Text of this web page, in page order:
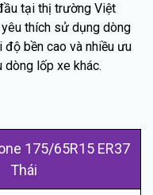
tại thị trường Việt
yêu thích sử dụng dòng
bền cao và nhiều ưu
lốp xe khác.
175/65R15 ER37
Thái